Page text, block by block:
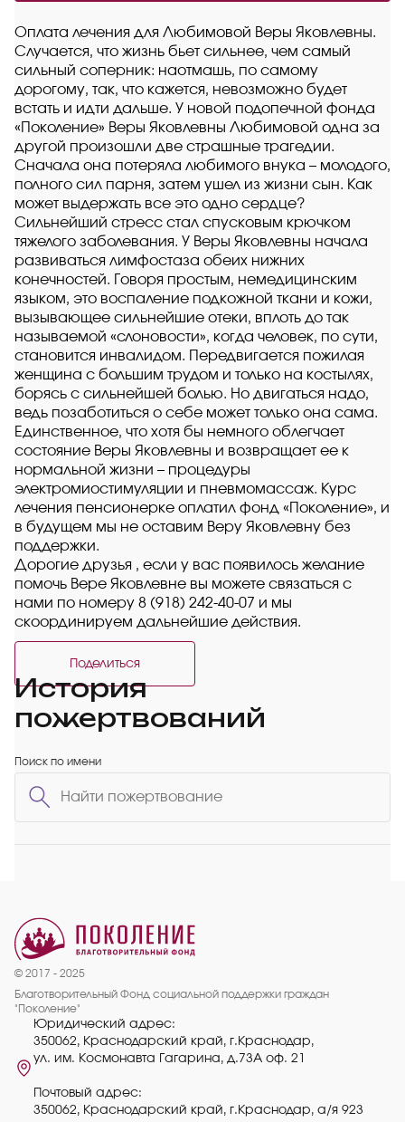
Оплата лечения для Любимовой Веры Яковлевны.
Случается, что жизнь бьет сильнее, чем самый
сильный соперник: наотмашь, по самому
дорогому, так, что кажется, невозможно будет
встать и идти дальше. У новой подопечной фонда
«Поколение» Веры Яковлевны Любимовой одна за
другой произошли две страшные трагедии.
Сначала она потеряла любимого внука – молодого,
полного сил парня, затем ушел из жизни сын. Как
может выдержать все это одно сердце?
Сильнейший стресс стал спусковым крючком
тяжелого заболевания. У Веры Яковлевны начала
развиваться лимфостаза обеих нижних
конечностей. Говоря простым, немедицинским
языком, это воспаление подкожной ткани и кожи,
вызывающее сильнейшие отеки, вплоть до так
называемой «слоновости», когда человек, по сути,
становится инвалидом. Передвигается пожилая
женщина с большим трудом и только на костылях,
борясь с сильнейшей болью. Но двигаться надо,
ведь позаботиться о себе может только она сама.
Единственное, что хотя бы немного облегчает
состояние Веры Яковлевны и возвращает ее к
нормальной жизни – процедуры
электромиостимуляции и пневмомассаж. Курс
лечения пенсионерке оплатил фонд «Поколение», и
в будущем мы не оставим Веру Яковлевну без
поддержки.
Дорогие друзья , если у вас появилось желание
помочь Вере Яковлевне вы можете связаться с
нами по номеру 8 (918) 242-40-07 и мы
скоординируем дальнейшие действия.
Поделиться
История
пожертвований
Поиск по имени
© 2017 - 2025
Благотворительный Фонд социальной поддержки граждан
"Поколение"
Юридический адрес:
350062, Краснодарский край, г.Краснодар,
ул. им. Космонавта Гагарина, д.73А оф. 21
Почтовый адрес:
350062, Краснодарский край, г.Краснодар, а/я 923